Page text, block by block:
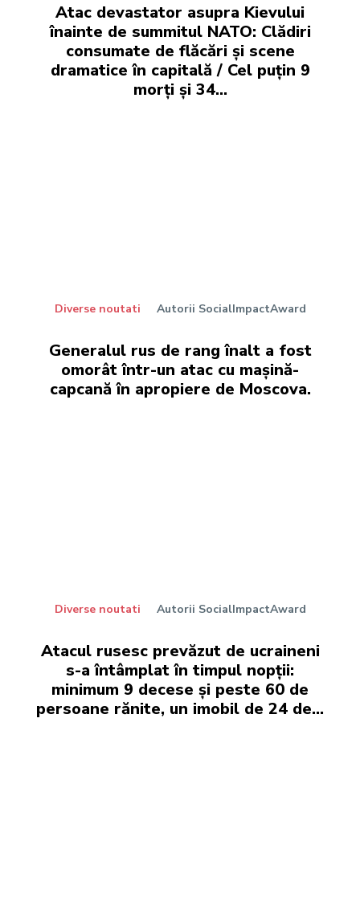
Atac devastator asupra Kievului
înainte de summitul NATO: Clădiri
consumate de flăcări și scene
dramatice în capitală / Cel puțin 9
morți și 34...
Diverse noutati Autorii SocialImpactAward
Generalul rus de rang înalt a fost
omorât într-un atac cu mașină-
capcană în apropiere de Moscova.
Diverse noutati Autorii SocialImpactAward
Atacul rusesc prevăzut de ucraineni
s-a întâmplat în timpul nopții:
minimum 9 decese și peste 60 de
persoane rănite, un imobil de 24 de...